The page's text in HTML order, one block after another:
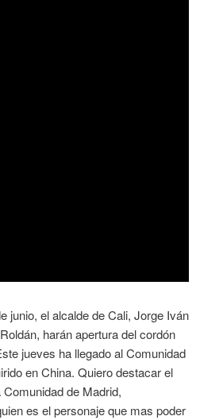
junio, el alcalde de Cali, Jorge Iván
harán apertura del cordón
jueves ha llegado al Comunidad
en China. Quiero destacar el
de Madrid,
es el personaje que mas poder